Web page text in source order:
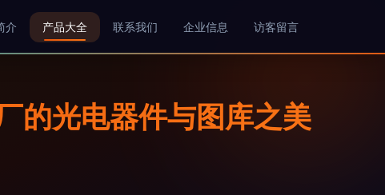
介 产品大全 联系我们 企业信息 访客留言
的光电器件与图库之美